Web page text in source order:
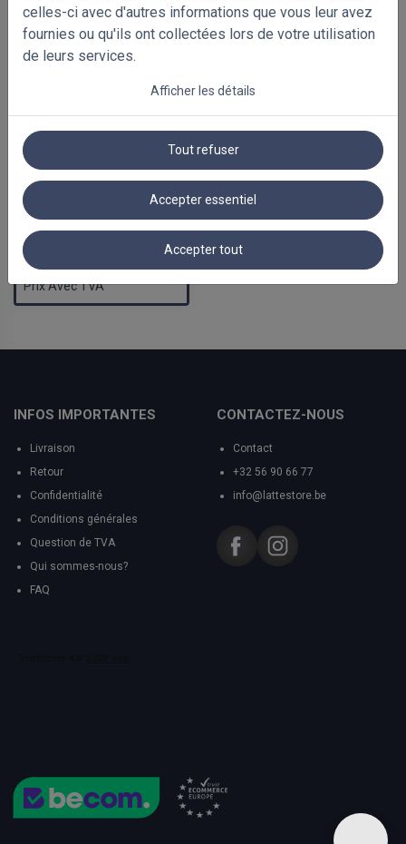
celles-ci avec d'autres informations que vous leur avez
fournies ou qu'ils ont collectées lors de votre utilisation
de leurs services.
Afficher les détails
Tout refuser
Accepter essentiel
Accepter tout
Stores vénitiens bambou
50mm
€ 90.17€ 138.73
Prix Avec TVA
INFOS IMPORTANTES
Livraison
Retour
Confidentialité
Conditions générales
Question de TVA
Qui sommes-nous?
FAQ
CONTACTEZ-NOUS
Contact
+32 56 90 66 77
info@lattestore.be